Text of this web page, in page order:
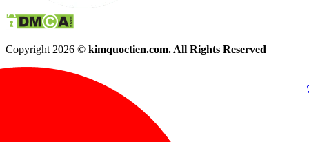
Copyright 2026 © kimquoctien.com. All Rights Reserved
(8h00 - 21h30)
(8h00 -